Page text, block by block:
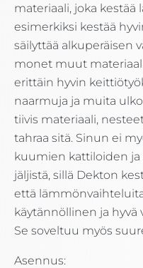
materiaali, joka kestää
esimerkiksi kestää
säilyttää alkuperäisen
monet muut
erittäin hyvin
naarmuja ja muita
tiivis materiaali,
tahraa sitä. Sinun ei
kuumien kattiloiden
jäljistä, sillä Dekton
että
käytännöllinen ja hyvä
Se soveltuu myös
Asennus: